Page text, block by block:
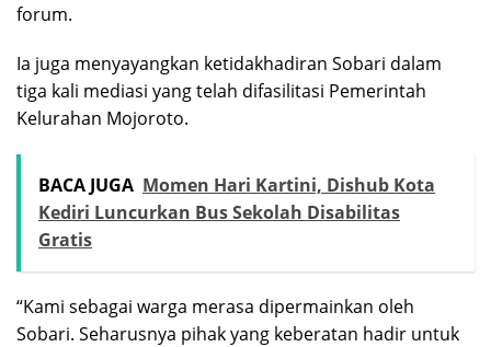
forum.
Ia juga menyayangkan ketidakhadiran Sobari dalam
tiga kali mediasi yang telah difasilitasi Pemerintah
Kelurahan Mojoroto.
BACA JUGA Momen Hari Kartini, Dishub Kota
Kediri Luncurkan Bus Sekolah Disabilitas
Gratis
“Kami sebagai warga merasa dipermainkan oleh
Sobari. Seharusnya pihak yang keberatan hadir untuk